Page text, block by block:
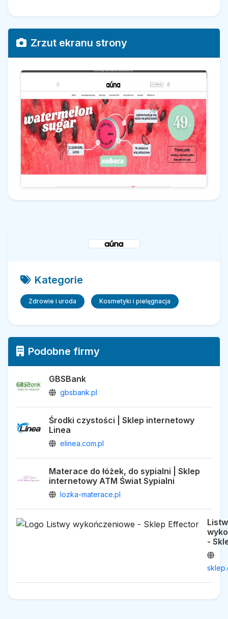
Zrzut ekranu strony
Kategorie
Zdrowie i uroda Kosmetyki i pielęgnacja
Podobne firmy
GBSBank
gbsbank.pl
Środki czystości | Sklep internetowy
Linea
elinea.com.pl
Materace do łóżek, do sypialni | Sklep
internetowy ATM Świat Sypialni
lozka-materace.pl
-